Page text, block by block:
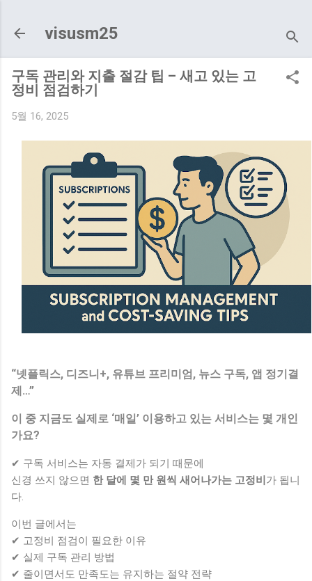
visusm25
구독 관리와 지출 절감 팁 – 새고 있는 고
정비 점검하기
5월 16, 2025
“넷플릭스, 디즈니+, 유튜브 프리미엄, 뉴스 구독, 앱 정기결
제…”
이 중 지금도 실제로 ‘매일’ 이용하고 있는 서비스는 몇 개인
가요?
✔ 구독 서비스는 자동 결제가 되기 때문에
신경 쓰지 않으면 한 달에 몇 만 원씩 새어나가는 고정비 가 됩니
다.
이번 글에서는
✔ 고정비 점검이 필요한 이유
✔ 실제 구독 관리 방법
✔ 줄이면서도 만족도는 유지하는 절약 전략